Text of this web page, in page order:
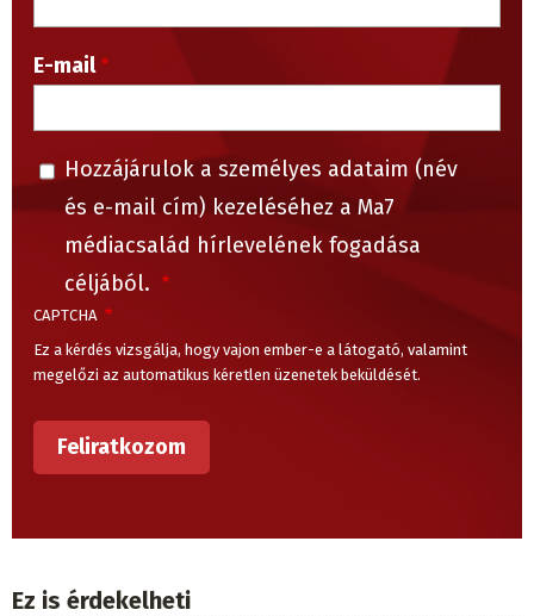
E-mail
Hozzájárulok a személyes adataim (név
és e-mail cím) kezeléséhez a Ma7
médiacsalád hírlevelének fogadása
céljából.
CAPTCHA
Ez a kérdés vizsgálja, hogy vajon ember-e a látogató, valamint
megelőzi az automatikus kéretlen üzenetek beküldését.
Ez is érdekelheti